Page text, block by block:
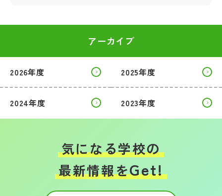
アーカイブ
2026年度 2025年度
2024年度 2023年度
気になる学校の
最新情報をGet!